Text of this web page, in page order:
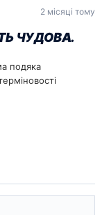
2 місяці тому
ЧУДОВА.
подяка